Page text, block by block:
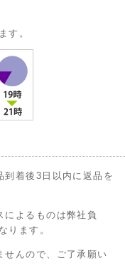
す。
着後3日以内に返品を
よるものは弊社負
ります。
せんので、ご了承願い